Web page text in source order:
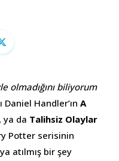
olmadığını biliyorum
Daniel Handler’ın A
, ya da Talihsiz Olaylar
Potter serisinin
atılmış bir şey